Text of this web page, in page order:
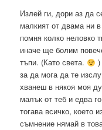
Излей ги, дори аз да
малкият от двама ни
помня колко неловко
иначе ще болим
тъпи. (Като света.
за да мога да те
хванеш в някоя моя
малък от теб и едва
тогава всичко, което
съмнение нямай в